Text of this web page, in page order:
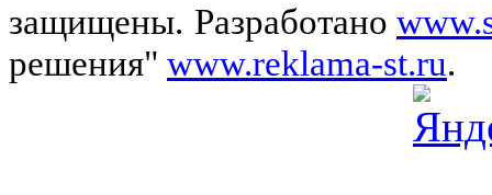
защищены. Разработано
решения" www.reklama-st.ru.